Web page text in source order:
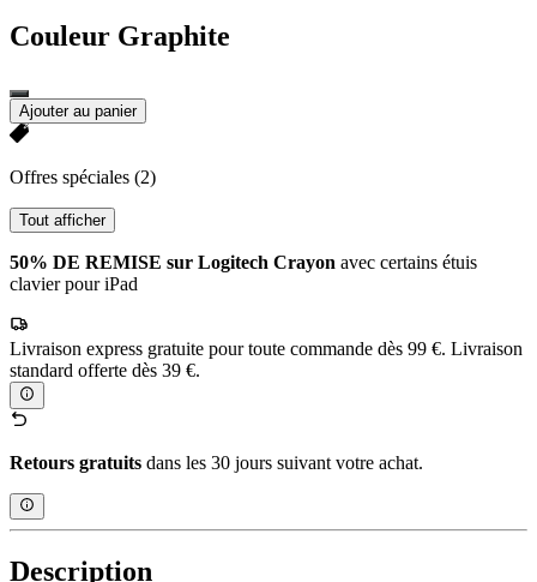
Couleur Graphite
Ajouter au panier
Offres spéciales (2)
Tout afficher
50% DE REMISE sur Logitech Crayon avec certains étuis
clavier pour iPad
Livraison express gratuite pour toute commande dès 99 €. Livraison
standard offerte dès 39 €.
Retours gratuits dans les 30 jours suivant votre achat.
Description